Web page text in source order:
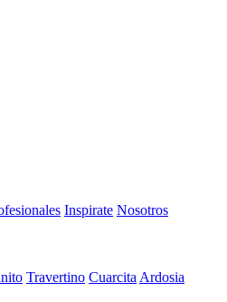
Inspirate Nosotros
Travertino Cuarcita Ardosia